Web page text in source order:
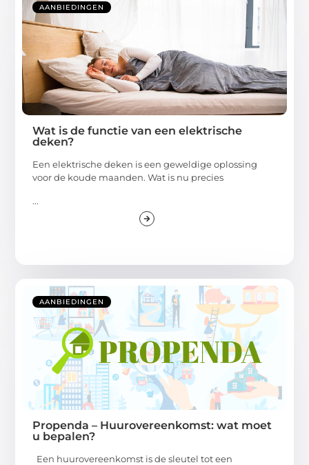
AANBIEDINGEN
Wat is de functie van een elektrische
deken?
Een elektrische deken is een geweldige oplossing
voor de koude maanden. Wat is nu precies
...
AANBIEDINGEN
Propenda – Huurovereenkomst: wat moet
u bepalen?
Een huurovereenkomst is de sleutel tot een